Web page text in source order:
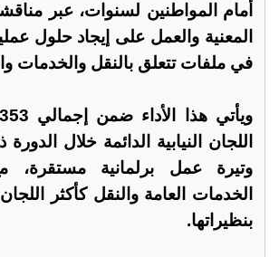
أمام المواطنين لسنوات، عبر
المعنية والعمل على إيجاد حلول
في ملفات تتعلق بالنقل والخدمات
اللجان النيابية الدائمة خلال
وتيرة عمل برلمانية مستقرة،
الخدمات العامة والنقل كأكثر
بنظيراتها.